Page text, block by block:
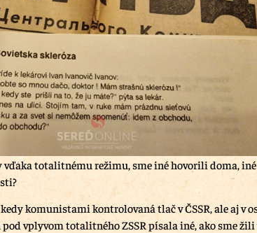
vďaka totalitnému režimu, sme iné hovorili doma,
komunistami kontrolovaná tlač v ČSSR, ale aj v
vplyvom totalitného ZSSR písala iné, ako sme žili